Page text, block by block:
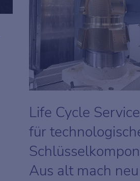
Life Cycle Service
für
Aus alt mach neu